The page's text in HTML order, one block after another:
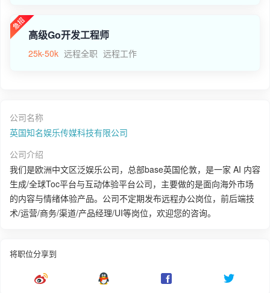
高级Go开发工程师
25k-50k 远程全职 远程工作
公司名称
英国知名娱乐传媒科技有限公司
公司介绍
我们是欧洲中文区泛娱乐公司，总部base英国伦敦，是一家 AI 内容
生成/全球Toc平台与互动体验平台公司，主要做的是面向海外市场
的内容与情绪体验产品。公司不定期发布远程办公岗位，前后端技
术/运营/商务/渠道/产品经理/UI等岗位，欢迎您的咨询。
将职位分享到